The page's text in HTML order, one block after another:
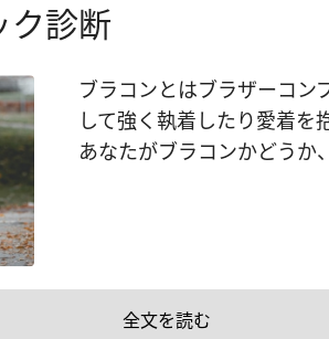
ク診断
ブラコンとはブラザーコン
して強く執着したり愛着を
あなたがブラコンかどうか
全文を読む